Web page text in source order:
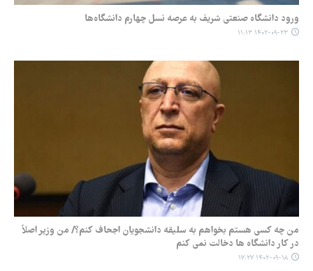
ورود دانشگاه صنعتی شریف به عرصه نسل چهارم دانشگاه‌ها
۱۴۰۲-۰۹-۲۳ ۱۱:۱۳
من چه کسی هستم بخواهم به سلیقه دانشجویان اجحاف کنم؟/ من وزیر اصلاً
در کار دانشگاه ها دخالت نمی کنم
۱۴۰۲-۰۹-۱۸ ۱۷:۲۷